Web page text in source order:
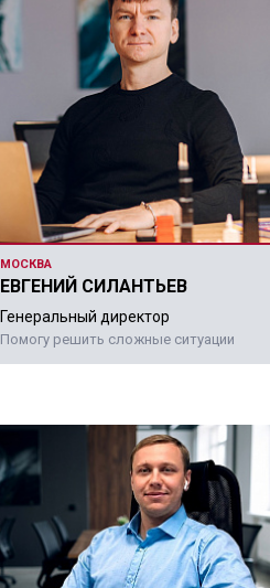
МОСКВА
ЕВГЕНИЙ СИЛАНТЬЕВ
Генеральный директор
Помогу решить сложные ситуации